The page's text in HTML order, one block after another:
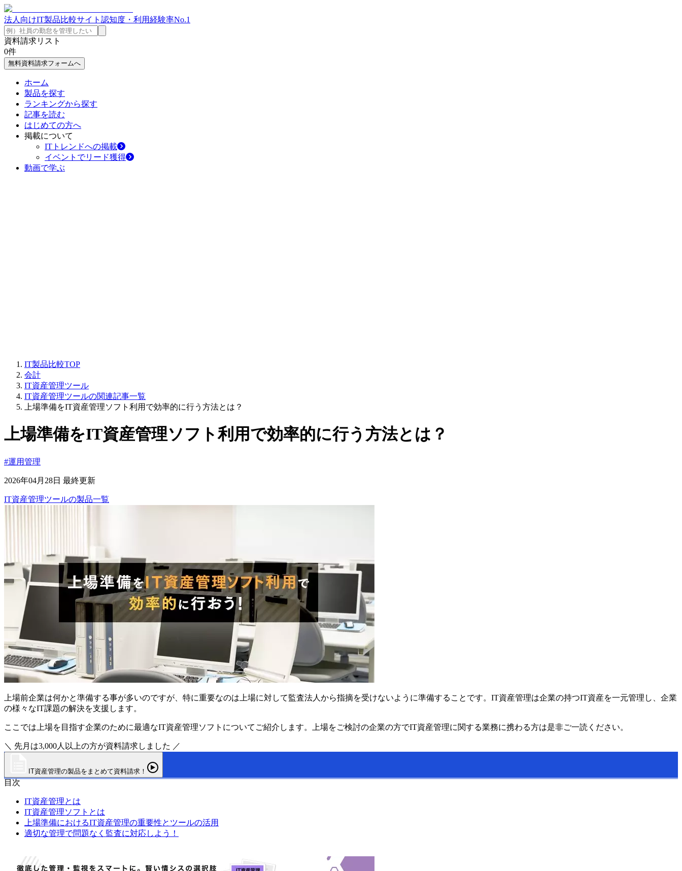
法人向けIT製品比較サイト 認知度・利用経験率No.1
資料請求リスト
0件
無料資料請求フォームへ
ホーム
製品を探す
ランキングから探す
記事を読む
はじめての方へ
掲載について
ITトレンドへの掲載
イベントでリード獲得
動画で学ぶ
IT製品比較TOP
会計
IT資産管理ツール
IT資産管理ツールの関連記事一覧
上場準備をIT資産管理ソフト利用で効率的に行う方法とは？
上場準備をIT資産管理ソフト利用で効率的に行う方法とは？
#運用管理
2026年04月28日 最終更新
IT資産管理ツールの製品一覧
上場前企業は何かと準備する事が多いのですが、特に重要なのは上場に対して監査法人から指摘を受けないように準備することです。IT資産管理は企業の持つIT資産を一元管理し、企業
の様々なIT課題の解決を支援します。
ここでは上場を目指す企業のために最適なIT資産管理ソフトについてご紹介します。上場をご検討の企業の方でIT資産管理に関する業務に携わる方は是非ご一読ください。
＼ 先月は3,000人以上の方が資料請求しました ／
IT資産管理の製品をまとめて資料請求！
目次
IT資産管理とは
IT資産管理ソフトとは
上場準備におけるIT資産管理の重要性とツールの活用
適切な管理で問題なく監査に対応しよう！